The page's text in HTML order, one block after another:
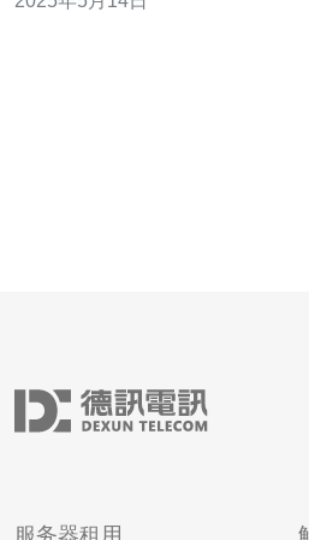
济的发展，香港的国际带宽也在不
服务器租用